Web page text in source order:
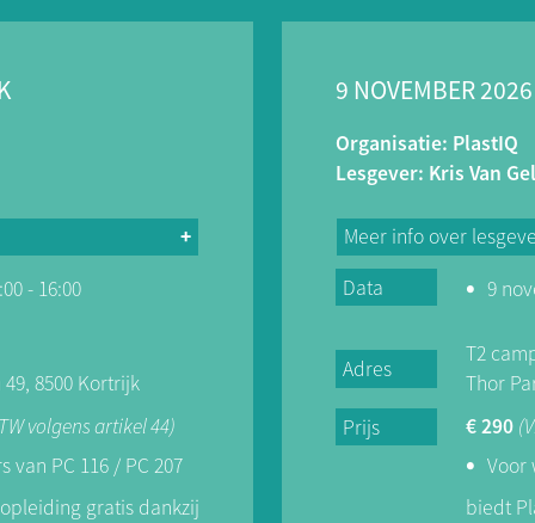
heb ik een
Mijn
Chemicals,
kleurstoffen.
van
Recticel was ik
- 16:00
8500 Kortrijk
volgens artikel 44)
van PC 116 / PC 207
gratis dankzij
9 NOVEMBER
Organisatie: PlastIQ
Lesgever: Kris Van
Meer info over
Kris Vangelooven:
jaar ervaring in de
opgebouwd in
leidinggeven. Bij
operator tot
productiemanager
voor de productie
Data 9
Adres
T2
Thor
Prijs
€ 290
Voor
biedt